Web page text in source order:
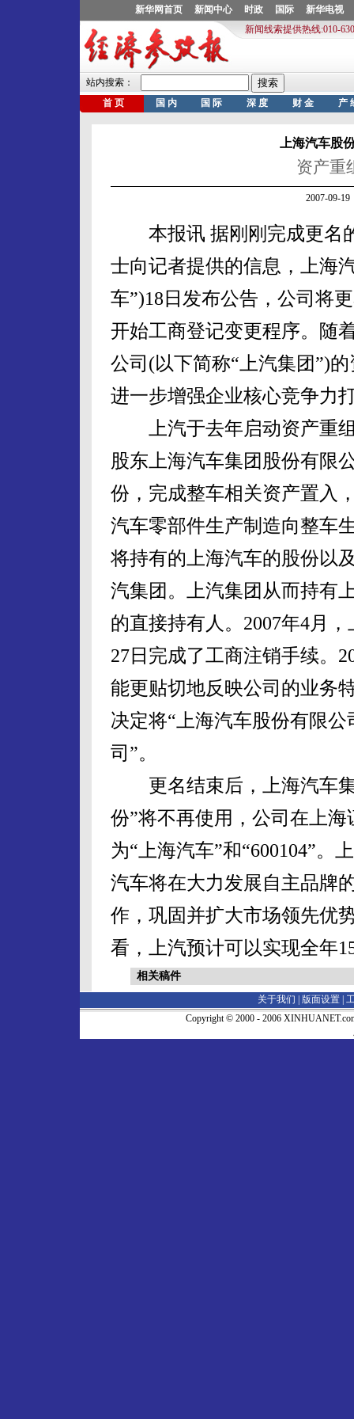
上海汽车股
资产重
2007-09-
本报讯 据刚刚完成更名
士向记者提供的信息，上海
车”)18日发布公告，公司将
开始工商登记变更程序。随
公司(以下简称“上汽集团”)
进一步增强企业核心竞争力
上汽于去年启动资产重组
股东上海汽车集团股份有限
份，完成整车相关资产置入
汽车零部件生产制造向整车
将持有的上海汽车的股份以
汽集团。上汽集团从而持有
的直接持有人。2007年4月
27日完成了工商注销手续。
能更贴切地反映公司的业务
决定将“上海汽车股份有限
司”。
更名结束后，上海汽车集
份”将不再使用，公司在上
为“上海汽车”和“600104”。
汽车将在大力发展自主品牌
作，巩固并扩大市场领先优
看，上汽预计可以实现全年
相关稿件
关于我们 | 版面设置
Copyright © 2000 - 2006